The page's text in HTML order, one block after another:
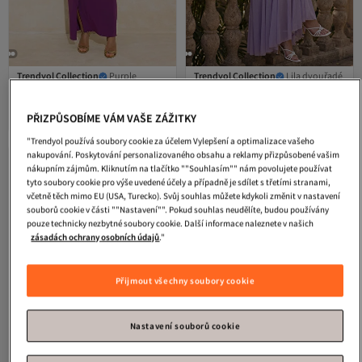
Trendyol Collection
Purple
TPRSS26AE00026
Doprava zdarma
1 316Kč
Trendyol Collection
Lila dvouřadé
1 240
PŘIZPŮSOBÍME VÁM VAŠE ZÁŽITKY
"Trendyol používá soubory cookie za účelem Vylepšení a optimalizace vašeho
nakupování. Poskytování personalizovaného obsahu a reklamy přizpůsobené vašim
nákupním zájmům. Kliknutím na tlačítko ""Souhlasím"" nám povolujete používat
tyto soubory cookie pro výše uvedené účely a případně je sdílet s třetími stranami,
včetně těch mimo EU (USA, Turecko). Svůj souhlas můžete kdykoli změnit v nastavení
souborů cookie v části ""Nastavení"". Pokud souhlas neudělíte, budou používány
pouze technicky nezbytné soubory cookie. Další informace naleznete v našich
zásadách ochrany osobních údajů."
Přijmout všechny soubory cookie
Nastavení souborů cookie